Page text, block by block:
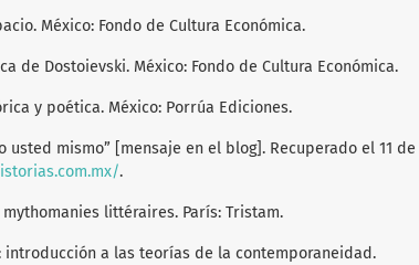
México: Fondo de Cultura Económica.
de Dostoievski. México: Fondo de Cultura Económica.
y poética. México: Porrúa Ediciones.
usted mismo” [mensaje en el blog]. Recuperado el 11 de
.
littéraires. París: Tristam.
introducción a las teorías de la contemporaneidad.